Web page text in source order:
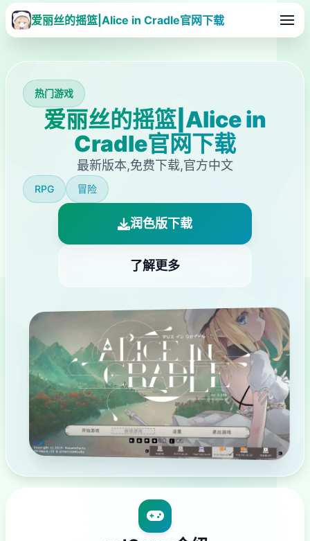
爱丽丝的摇篮|Alice in Cradle官网下载
热门游戏
爱丽丝的摇篮|Alice in
Cradle官网下载
最新版本,免费下载,官方中文
RPG 冒险
润色版下载
了解更多